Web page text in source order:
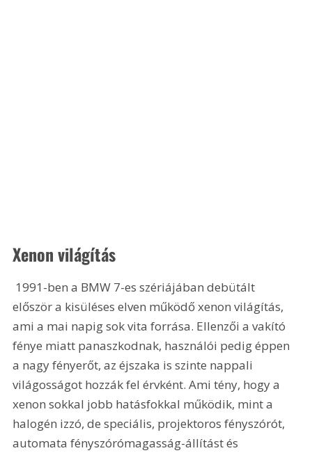
Xenon világítás
először a kisüléses elven működő xenon világítás,
ami a mai napig sok vita forrása. Ellenzői a vakító
fénye miatt panaszkodnak, használói pedig éppen
a nagy fényerőt, az éjszaka is szinte nappali
világosságot hozzák fel érvként. Ami tény, hogy a
xenon sokkal jobb hatásfokkal működik, mint a
halogén izzó, de speciális, projektoros fényszórót,
automata fényszórómagasság-állítást és